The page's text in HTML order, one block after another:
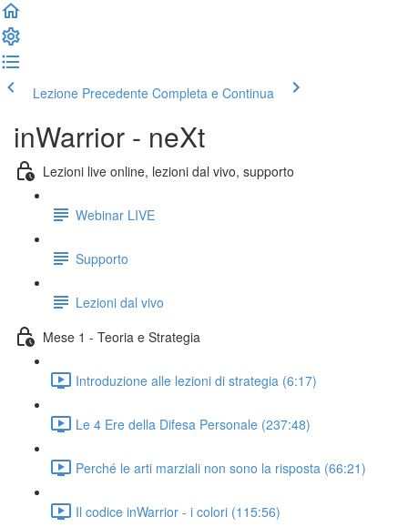
Lezione Precedente Completa e Continua
inWarrior - neXt
Lezioni live online, lezioni dal vivo, supporto
Webinar LIVE
Supporto
Lezioni dal vivo
Mese 1 - Teoria e Strategia
Introduzione alle lezioni di strategia (6:17)
Le 4 Ere della Difesa Personale (237:48)
Perché le arti marziali non sono la risposta (66:21)
Il codice inWarrior - i colori (115:56)